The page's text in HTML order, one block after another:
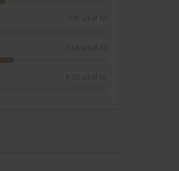
7,91 ud af 10
9,68 ud af 10
8,02 ud af 10